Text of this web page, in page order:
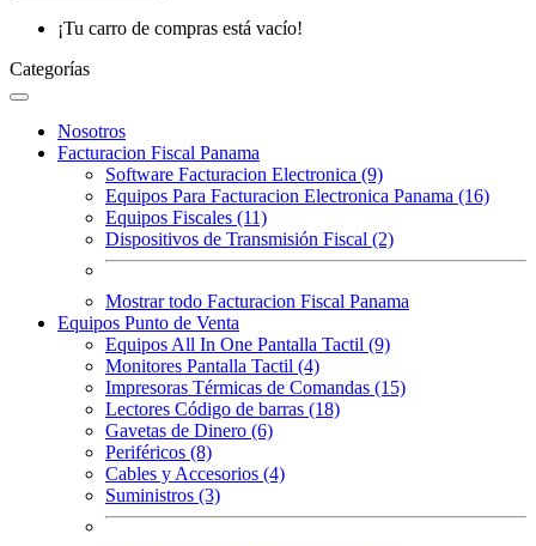
¡Tu carro de compras está vacío!
Categorías
Nosotros
Facturacion Fiscal Panama
Software Facturacion Electronica (9)
Equipos Para Facturacion Electronica Panama (16)
Equipos Fiscales (11)
Dispositivos de Transmisión Fiscal (2)
Mostrar todo Facturacion Fiscal Panama
Equipos Punto de Venta
Equipos All In One Pantalla Tactil (9)
Monitores Pantalla Tactil (4)
Impresoras Térmicas de Comandas (15)
Lectores Código de barras (18)
Gavetas de Dinero (6)
Periféricos (8)
Cables y Accesorios (4)
Suministros (3)